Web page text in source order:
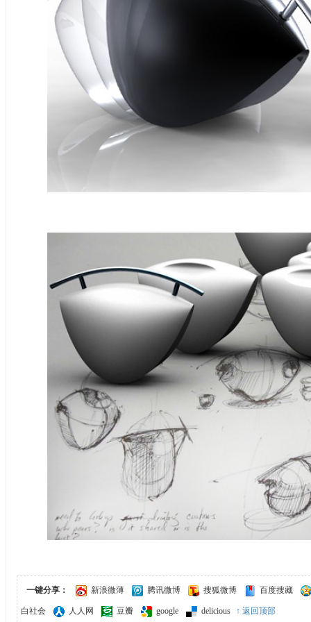
一键分享： 新浪微薄 腾讯微博 搜狐微博 百度搜藏
白社会 人人网 豆瓣 google delicious ↑ 返回顶部